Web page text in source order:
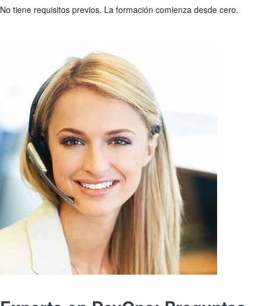
No tiene requisitos previos. La formación comienza desde cero.